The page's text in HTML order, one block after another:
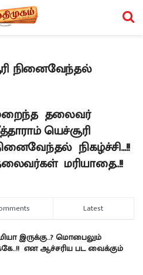
நினைவேந்தல்
தலைவர்
யெச்சூரி
நிகழ்ச்சி…!!
மரியாதை..!!
Latest
இருக்கு..? மொபைலும்
என ஆச்சரிய பட வைக்கும்